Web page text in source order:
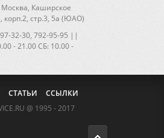
Москва, Каширское
корп.2, стр.3, 5а (ЮАО)
32-30, 792-95-95 ||
- 21.00 CБ: 10.00 -
СТАТЬИ
ССЫЛКИ
@ 1995 - 2017